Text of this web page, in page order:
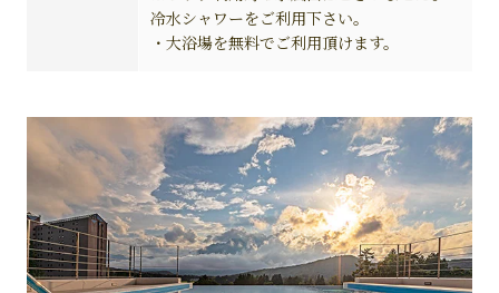
冷水シャワーをご利用下さい。
・大浴場を無料でご利用頂けます。